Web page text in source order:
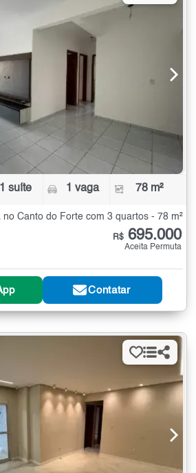
1 suíte 1 vaga 78 m²
Canto do Forte com 3 quartos - 78 m²
R$ 695.000
Aceita Permuta
Contatar